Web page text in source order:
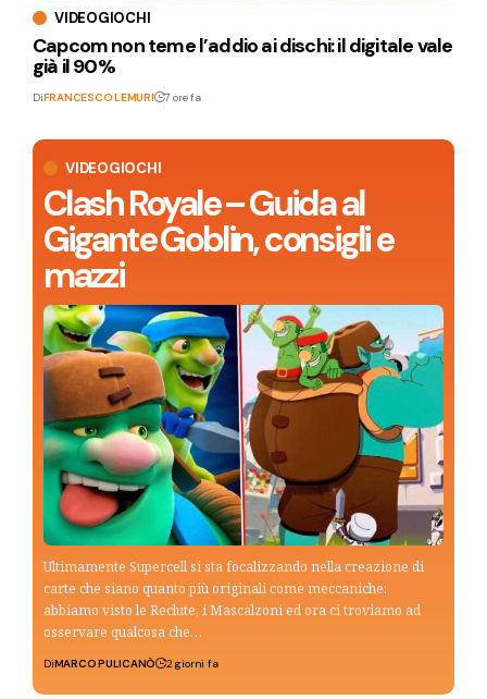
VIDEOGIOCHI
Clash Royale – Guida al
Gigante Goblin, consigli e
mazzi
Ultimamente Supercell si sta focalizzando nella creazione di
carte che siano quanto più originali come meccaniche:
abbiamo visto le Reclute, i Mascalzoni ed ora ci troviamo ad
osservare qualcosa che…
DiMARCO PULICANÒ 2 giorni fa
VIDEOGIOCHI
Capcom non teme l’addio ai dischi: il digitale vale
già il 90%
DiFRANCESCO LEMURI 7 ore fa